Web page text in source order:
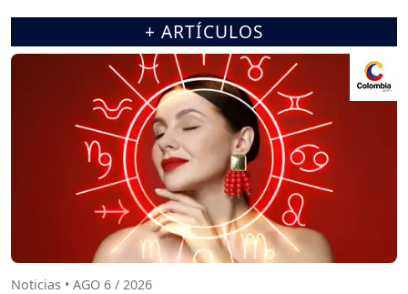
+ ARTÍCULOS
Noticias • AGO 6 / 2026